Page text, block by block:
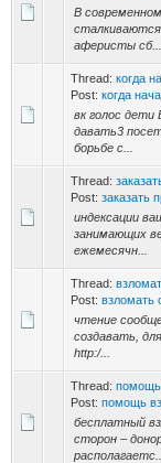
В
аферисты сб...
Thread: когда
Post: когда
вк голос дети
давать3
борьбе с...
Thread:
Post: заказать
индексации
занимающих
ежемесячн...
Thread:
Post: взломать
чтение
создавать,
http:/...
Thread: помощь
Post: помощь
бесплатный
сторон –
располагаетс...